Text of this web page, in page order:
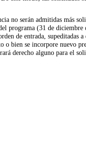
no serán admitidas más
programa (31 de
de entrada, supeditadas
o bien se incorpore nuevo
derecho alguno para el